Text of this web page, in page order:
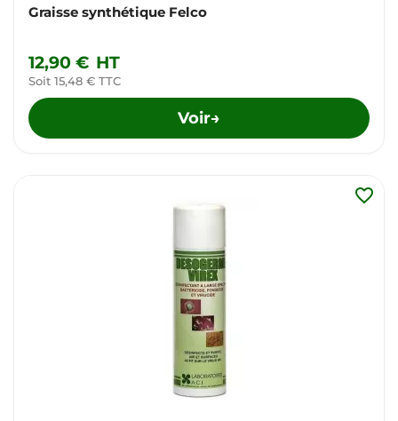
Graisse synthétique Felco
12,90 € HT
Soit 15,48 € TTC
Voir→
favorite_border